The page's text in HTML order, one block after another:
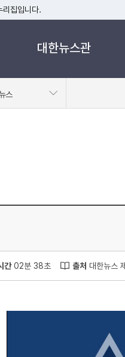
리집입니다.
정부기관이 관리하는 누리집입니
대한뉴스관
스
간02분 38초 출처 대한뉴스